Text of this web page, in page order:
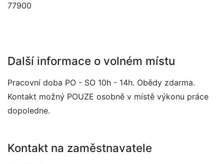
77900
Další informace o volném místu
Pracovní doba PO - SO 10h - 14h. Obědy zdarma.
Kontakt možný POUZE osobně v místě výkonu práce
dopoledne.
Kontakt na zaměstnavatele